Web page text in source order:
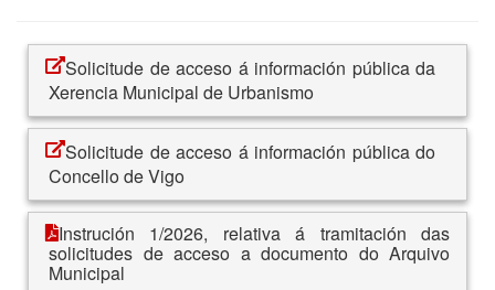
Solicitude de acceso á información pública da
Xerencia Municipal de Urbanismo
Solicitude de acceso á información pública do
Concello de Vigo
Instrución 1/2026, relativa á tramitación das
solicitudes de acceso a documento do Arquivo
Municipal